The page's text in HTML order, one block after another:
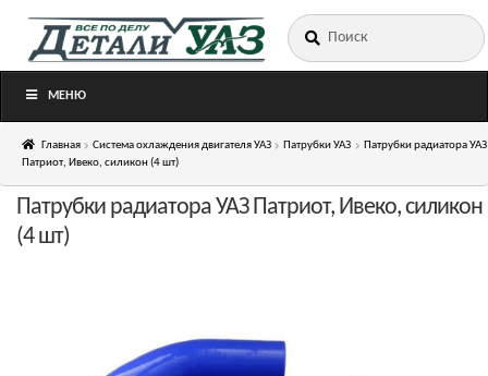
Перейти
Перейти
Искать:
МЕНЮ
Главная Система охлаждения двигателя УАЗ Патрубки УАЗ
Патрубки радиатора УАЗ
Патриот, Ивеко, силикон (4 шт)
Патрубки радиатора УАЗ Патриот, Ивеко, силикон
(4 шт)